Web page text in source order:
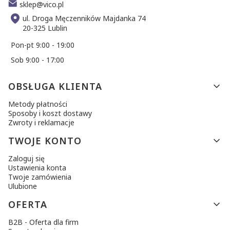
sklep@vico.pl
ul. Droga Męczenników Majdanka 74
20-325 Lublin
Pon-pt 9:00 - 19:00
Sob 9:00 - 17:00
Linki w stopce
OBSŁUGA KLIENTA
Metody płatności
Sposoby i koszt dostawy
Zwroty i reklamacje
TWOJE KONTO
Zaloguj się
Ustawienia konta
Twoje zamówienia
Ulubione
OFERTA
B2B - Oferta dla firm